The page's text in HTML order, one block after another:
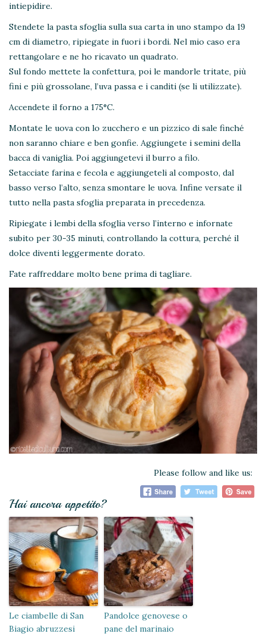
intiepidire.
Stendete la pasta sfoglia sulla sua carta in uno stampo da 19
cm di diametro, ripiegate in fuori i bordi. Nel mio caso era
rettangolare e ne ho ricavato un quadrato.
Sul fondo mettete la confettura, poi le mandorle tritate, più
fini e più grossolane, l’uva passa e i canditi (se li utilizzate).
Accendete il forno a 175°C.
Montate le uova con lo zucchero e un pizzico di sale finché
non saranno chiare e ben gonfie. Aggiungete i semini della
bacca di vaniglia. Poi aggiungetevi il burro a filo.
Setacciate farina e fecola e aggiungeteli al composto, dal
basso verso l’alto, senza smontare le uova. Infine versate il
tutto nella pasta sfoglia preparata in precedenza.
Ripiegate i lembi della sfoglia verso l’interno e infornate
subito per 30-35 minuti, controllando la cottura, perché il
dolce diventi leggermente dorato.
Fate raffreddare molto bene prima di tagliare.
Please follow and like us:
Hai ancora appetito?
Le ciambelle di San
Biagio abruzzesi
Pandolce genovese o
pane del marinaio